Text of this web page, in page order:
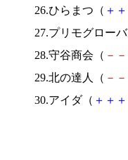
26.ひらまつ（ ＋ ＋
27.プリモグロー
28.守谷商会（ － －
29.北の達人（ － －
30.アイダ（ ＋ ＋ ＋